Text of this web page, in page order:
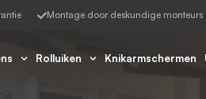
Montage door deskundige monteurs​
Rolluiken Knikarmschermen